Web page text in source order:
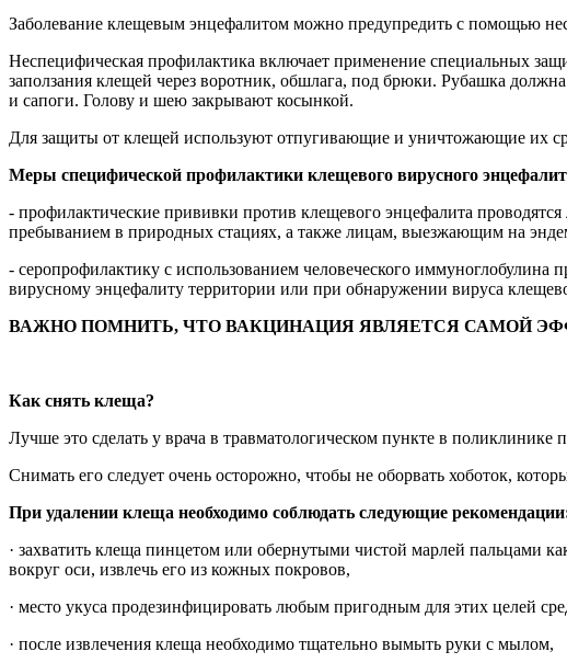
Заболевание клещевым энцефалитом можно предупредить с помощью
Неспецифическая профилактика включает применение специальных
заползания клещей через воротник, обшлага, под брюки. Рубашка
и сапоги. Голову и шею закрывают косынкой.
Для защиты от клещей используют отпугивающие и уничтожающие их
Меры специфической профилактики клещевого вирусного
- профилактические прививки против клещевого энцефалита
пребыванием в природных стациях, а также лицам, выезжающим на
- серопрофилактику с использованием человеческого
вирусному энцефалиту территории или при обнаружении вируса
ВАЖНО ПОМНИТЬ, ЧТО ВАКЦИНАЦИЯ ЯВЛЯЕТСЯ САМОЙ
Как снять клеща?
Лучше это сделать у врача в травматологическом пункте в
Снимать его следует очень осторожно, чтобы не оборвать хоботок,
При удалении клеща необходимо соблюдать следующие
· захватить клеща пинцетом или обернутыми чистой марлей пальцами
вокруг оси, извлечь его из кожных покровов,
· место укуса продезинфицировать любым пригодным для этих целей
· после извлечения клеща необходимо тщательно вымыть руки с мылом,